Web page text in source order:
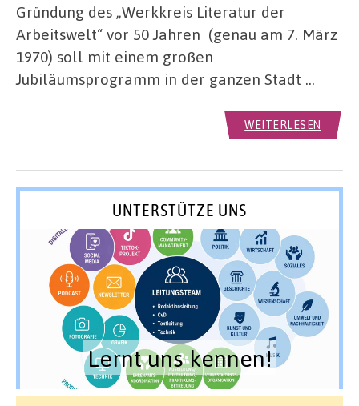
Gründung des „Werkkreis Literatur der
Arbeitswelt“ vor 50 Jahren (genau am 7. März
1970) soll mit einem großen
Jubiläumsprogramm in der ganzen Stadt …
WEITERLESEN
UNTERSTÜTZE UNS
Lernt uns kennen!